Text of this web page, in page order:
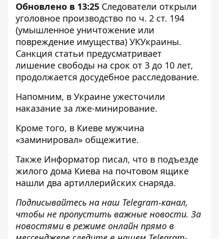
Обновлено в 13:25 Следователи открыли
уголовное производство по ч. 2 ст. 194
(умышленное уничтожение или
повреждение имущества) УКУкраины.
Санкция статьи предусматривает
лишение свободы на срок от 3 до 10 лет,
продолжается досудебное расследование.
Напомним, в Украине ужесточили
наказание за лже-минирование.
Кроме того, в Киеве мужчина
«заминировал» общежитие.
Также Информатор писал, что в подъезде
жилого дома Киева на почтовом ящике
нашли два артиллерийских снаряда.
Подписывайтесь на наш Telegram-канал,
чтобы не пропустить важные новости. За
новостями в режиме онлайн прямо в